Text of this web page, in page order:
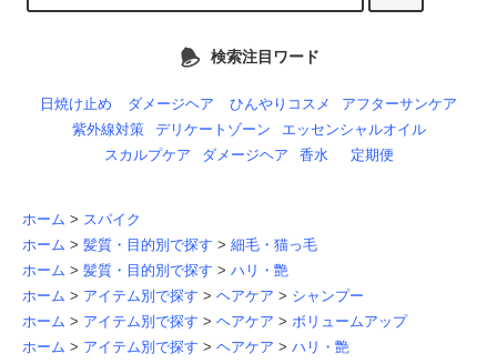
検索注目ワード
日焼け止め ダメージヘア ひんやりコスメ
アフターサンケア
紫外線対策
デリケートゾーン
エッセンシャルオイル
スカルプケア
ダメージヘア 香水 定期便
ホーム > スパイク
ホーム > 髪質・目的別で探す > 細毛・猫っ毛
ホーム > 髪質・目的別で探す > ハリ・艶
ホーム > アイテム別で探す > ヘアケア > シャンプー
ホーム > アイテム別で探す > ヘアケア > ボリュームアップ
ホーム > アイテム別で探す > ヘアケア > ハリ・艶